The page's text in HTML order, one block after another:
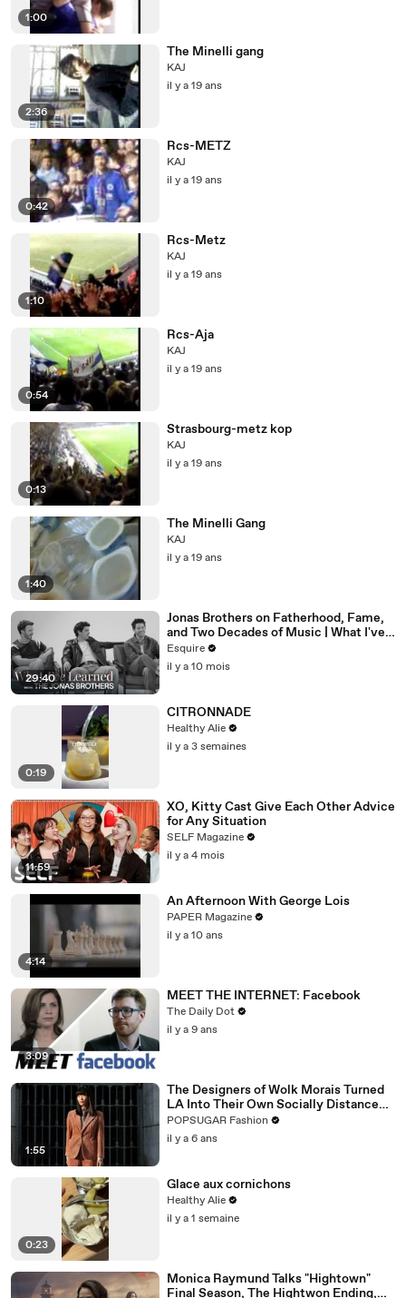
1:00
2:36
The Minelli gang
KAJ
il y a 19 ans
0:42
Rcs-METZ
KAJ
il y a 19 ans
1:10
Rcs-Metz
KAJ
il y a 19 ans
0:54
Rcs-Aja
KAJ
il y a 19 ans
0:13
Strasbourg-metz kop
KAJ
il y a 19 ans
1:40
The Minelli Gang
KAJ
il y a 19 ans
29:40
Jonas Brothers on Fatherhood, Fame,
and Two Decades of Music | What I've
Learned | Esquire
Esquire
il y a 10 mois
0:19
CITRONNADE
Healthy Alie
il y a 3 semaines
11:59
XO, Kitty Cast Give Each Other Advice
for Any Situation
SELF Magazine
il y a 4 mois
4:14
An Afternoon With George Lois
PAPER Magazine
il y a 10 ans
3:09
MEET THE INTERNET: Facebook
The Daily Dot
il y a 9 ans
1:55
The Designers of Wolk Morais Turned
LA Into Their Own Socially Distanced
Runway
POPSUGAR Fashion
il y a 6 ans
0:23
Glace aux cornichons
Healthy Alie
il y a 1 semaine
Monica Raymund Talks "Hightown"
Final Season, The Hightwon Ending,